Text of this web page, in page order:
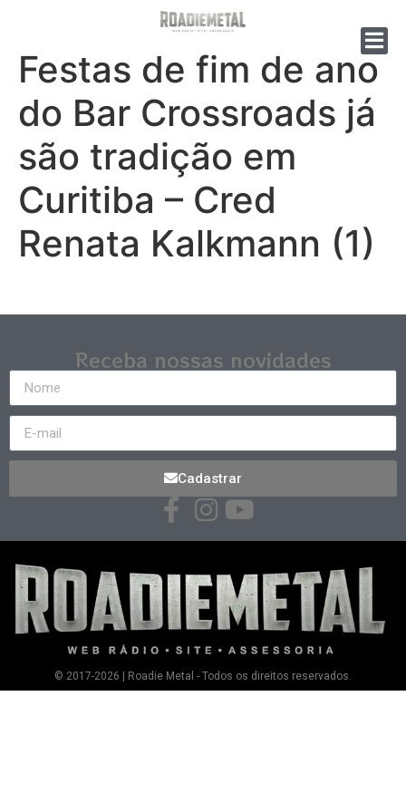
Festas de fim de ano
do Bar Crossroads já
são tradição em
Curitiba – Cred
Renata Kalkmann (1)
Receba nossas novidades
Cadastrar
© 2017-2026 | Roadie Metal - Todos os direitos reservados.